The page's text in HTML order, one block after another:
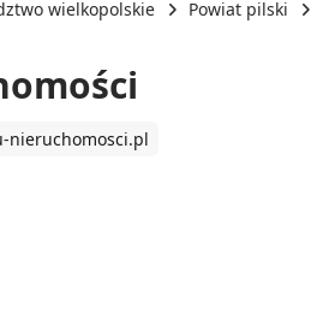
wielkopolskie Powiat pilski
nieruchomosci.pl